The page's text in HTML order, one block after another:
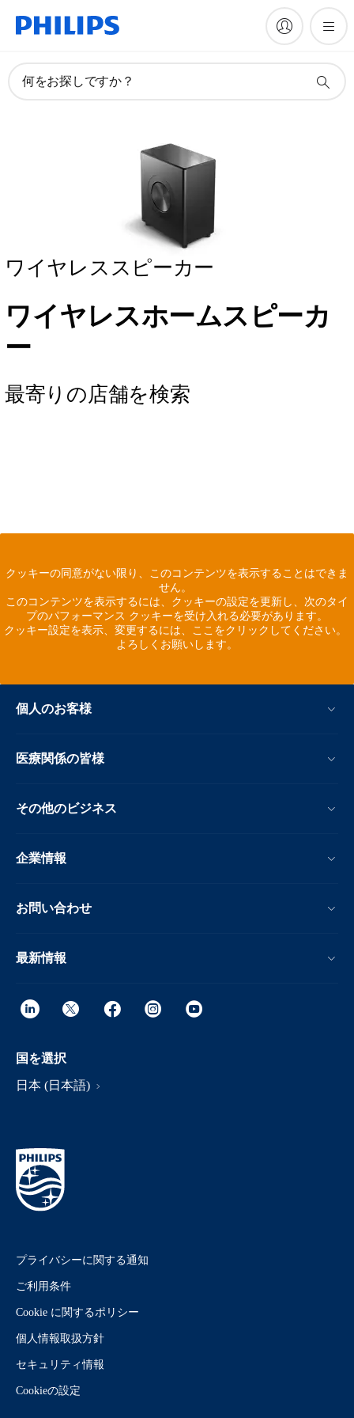
何をお探しですか？
ワイヤレススピーカー
ワイヤレスホームスピーカ
ー
最寄りの店舗を検索
クッキーの同意がない限り、このコンテンツを表示することはできま
せん。
このコンテンツを表示するには、クッキーの設定を更新し、次のタイ
プのパフォーマンス クッキーを受け入れる必要があります。
クッキー設定を表示、変更するには、ここをクリックしてください。
よろしくお願いします。
個人のお客様
医療関係の皆様
その他のビジネス
企業情報
お問い合わせ
最新情報
国を選択
日本 (日本語)
プライバシーに関する通知
ご利用条件
Cookie に関するポリシー
個人情報取扱方針
セキュリティ情報
Cookieの設定